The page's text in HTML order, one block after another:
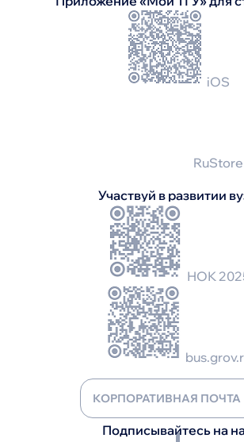
iOS
RuStore
Участвуй в развитии
НОК
КОРПОРАТИВНАЯ ПОЧТА
Подписывайтесь на